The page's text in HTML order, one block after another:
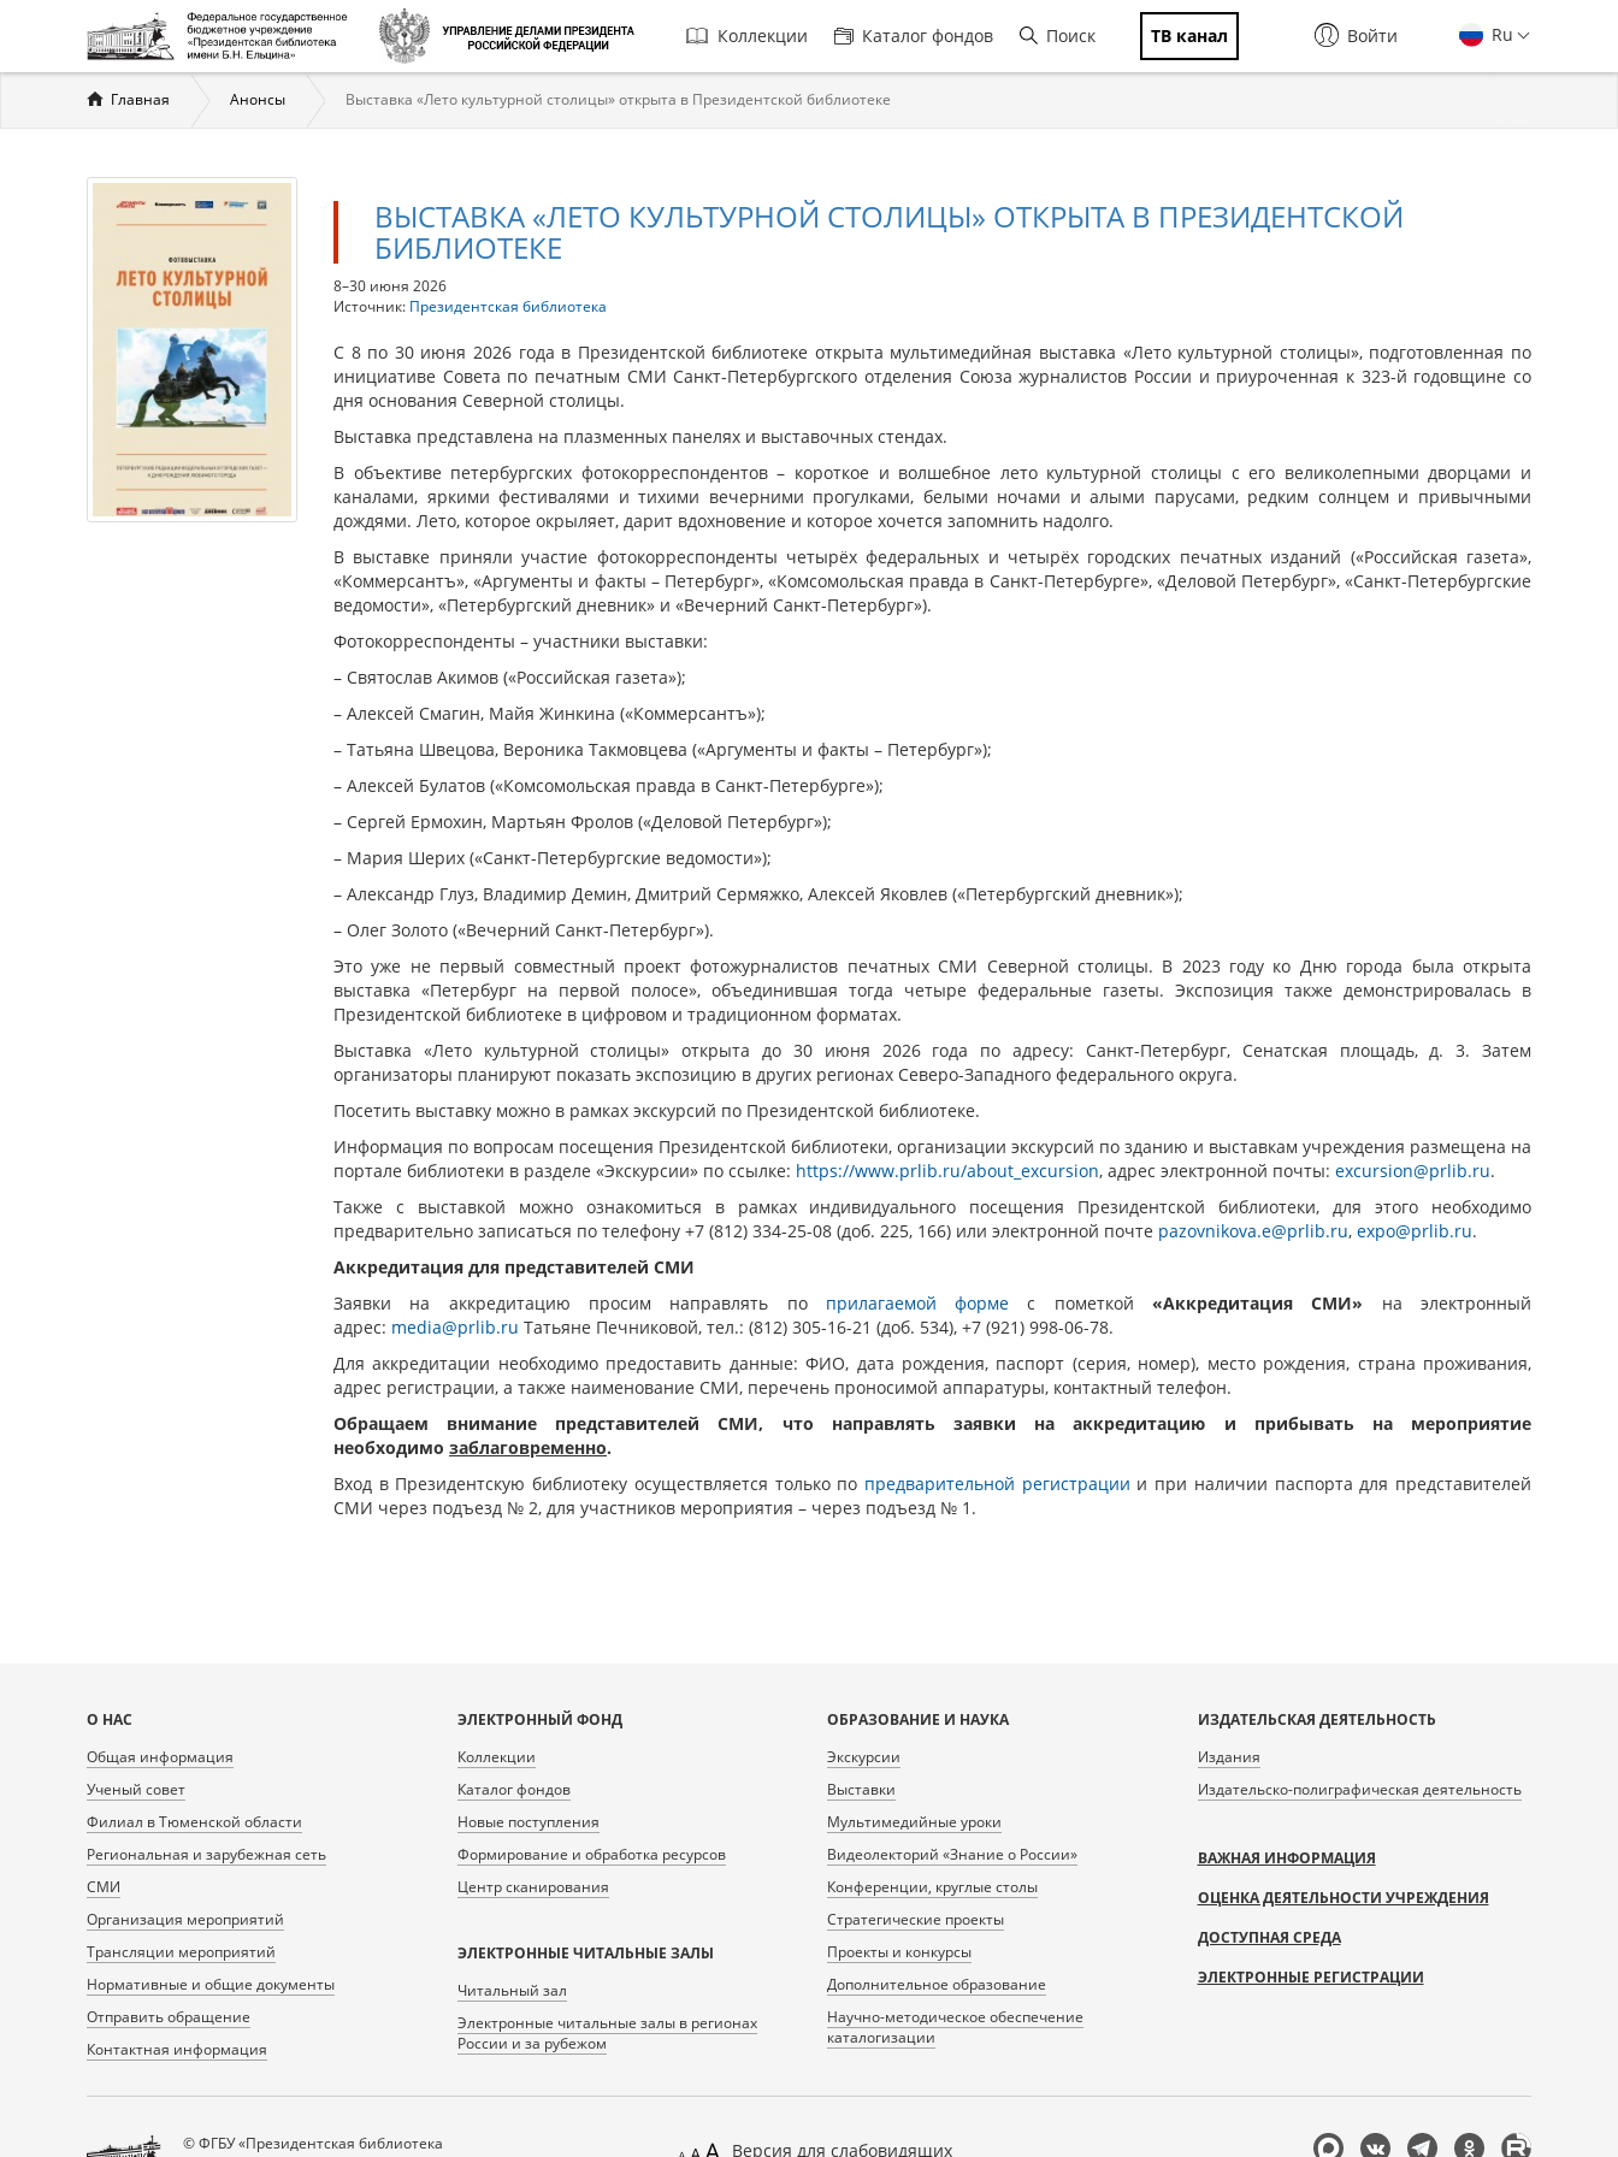
Главная
навигация
Коллекции Каталог фондов Поиск ТВ канал Ru
Войти
Вы
здесь
Главная Анонсы Выставка «Лето культурной столицы» открыта в Президентской библиотеке
ВЫСТАВКА «ЛЕТО КУЛЬТУРНОЙ СТОЛИЦЫ» ОТКРЫТА В ПРЕЗИДЕНТСКОЙ
БИБЛИОТЕКЕ
8–30 июня 2026
Источник: Президентская библиотека
С 8 по 30 июня 2026 года в Президентской библиотеке открыта мультимедийная выставка «Лето культурной столицы», подготовленная по
инициативе Совета по печатным СМИ Санкт-Петербургского отделения Союза журналистов России и приуроченная к 323-й годовщине со
дня основания Северной столицы.
Выставка представлена на плазменных панелях и выставочных стендах.
В объективе петербургских фотокорреспондентов – короткое и волшебное лето культурной столицы с его великолепными дворцами и
каналами, яркими фестивалями и тихими вечерними прогулками, белыми ночами и алыми парусами, редким солнцем и привычными
дождями. Лето, которое окрыляет, дарит вдохновение и которое хочется запомнить надолго.
В выставке приняли участие фотокорреспонденты четырёх федеральных и четырёх городских печатных изданий («Российская газета»,
«Коммерсантъ», «Аргументы и факты – Петербург», «Комсомольская правда в Санкт-Петербурге», «Деловой Петербург», «Санкт-Петербургские
ведомости», «Петербургский дневник» и «Вечерний Санкт-Петербург»).
Фотокорреспонденты – участники выставки:
– Святослав Акимов («Российская газета»);
– Алексей Смагин, Майя Жинкина («Коммерсантъ»);
– Татьяна Швецова, Вероника Такмовцева («Аргументы и факты – Петербург»);
– Алексей Булатов («Комсомольская правда в Санкт-Петербурге»);
– Сергей Ермохин, Мартьян Фролов («Деловой Петербург»);
– Мария Шерих («Санкт-Петербургские ведомости»);
– Александр Глуз, Владимир Демин, Дмитрий Сермяжко, Алексей Яковлев («Петербургский дневник»);
– Олег Золото («Вечерний Санкт-Петербург»).
Это уже не первый совместный проект фотожурналистов печатных СМИ Северной столицы. В 2023 году ко Дню города была открыта
выставка «Петербург на первой полосе», объединившая тогда четыре федеральные газеты. Экспозиция также демонстрировалась в
Президентской библиотеке в цифровом и традиционном форматах.
Выставка «Лето культурной столицы» открыта до 30 июня 2026 года по адресу: Санкт-Петербург, Cенатская площадь, д. 3. Затем
организаторы планируют показать экспозицию в других регионах Северо-Западного федерального округа.
Посетить выставку можно в рамках экскурсий по Президентской библиотеке.
Информация по вопросам посещения Президентской библиотеки, организации экскурсий по зданию и выставкам учреждения размещена на
портале библиотеки в разделе «Экскурсии» по ссылке: https://www.prlib.ru/about_excursion, адрес электронной почты: excursion@prlib.ru.
Также с выставкой можно ознакомиться в рамках индивидуального посещения Президентской библиотеки, для этого необходимо
предварительно записаться по телефону +7 (812) 334-25-08 (доб. 225, 166) или электронной почте pazovnikova.e@prlib.ru, expo@prlib.ru.
Аккредитация для представителей СМИ
Заявки на аккредитацию просим направлять по прилагаемой форме с пометкой«Аккредитация СМИ» на электронный
адрес: media@prlib.ru Татьяне Печниковой, тел.: (812) 305-16-21 (доб. 534), +7 (921) 998-06-78.
Для аккредитации необходимо предоставить данные: ФИО, дата рождения, паспорт (серия, номер), место рождения, страна проживания,
адрес регистрации, а также наименование СМИ, перечень проносимой аппаратуры, контактный телефон.
Обращаем внимание представителей СМИ, что направлять
заявки на аккредитацию и прибывать на мероприятие
необходимо заблаговременно.
Вход в Президентскую библиотеку осуществляется только по предварительной регистрации и при наличии паспорта для представителей
СМИ через подъезд № 2, для участников мероприятия – через подъезд № 1.
Карта
сайта
О НАС
Общая информация
Ученый совет
Филиал в Тюменской области
Региональная и зарубежная сеть
СМИ
Организация мероприятий
Трансляции мероприятий
Нормативные и общие документы
Отправить обращение
Контактная информация
ЭЛЕКТРОННЫЙ ФОНД
Коллекции
Каталог фондов
Новые поступления
Формирование и обработка ресурсов
Центр сканирования
ЭЛЕКТРОННЫЕ ЧИТАЛЬНЫЕ ЗАЛЫ
Читальный зал
Электронные читальные залы в регионах
России и за рубежом
ОБРАЗОВАНИЕ И НАУКА
Экскурсии
Выставки
Мультимедийные уроки
Видеолекторий «Знание о России»
Конференции, круглые столы
Стратегические проекты
Проекты и конкурсы
Дополнительное образование
Научно-методическое обеспечение
каталогизации
ИЗДАТЕЛЬСКАЯ ДЕЯТЕЛЬНОСТЬ
Издания
Издательско-полиграфическая деятельность
ВАЖНАЯ ИНФОРМАЦИЯ
ОЦЕНКА ДЕЯТЕЛЬНОСТИ УЧРЕЖДЕНИЯ
ДОСТУПНАЯ СРЕДА
ЭЛЕКТРОННЫЕ РЕГИСТРАЦИИ
© ФГБУ «Президентская библиотека
Версия для слабовидящих